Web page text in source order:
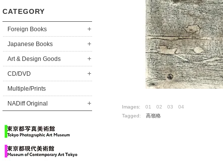
CATEGORY
Foreign Books
Japanese Books
Art & Design Goods
CD/DVD
Multiple/Prints
NADiff Original Images: 01 02 03
04
Tagged: 高嶺格